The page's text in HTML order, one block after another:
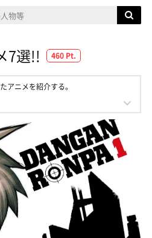
7選!! 460 Pt.
アニメを紹介する。